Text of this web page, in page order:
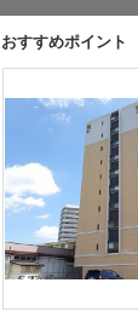
おすすめポイント